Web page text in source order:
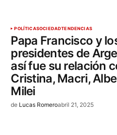
POLÍTICASOCIEDADTENDENCIAS
Papa Francisco y
presidentes de
así fue su relación
Cristina, Macri,
Milei
de Lucas Romeroabril 21, 2025